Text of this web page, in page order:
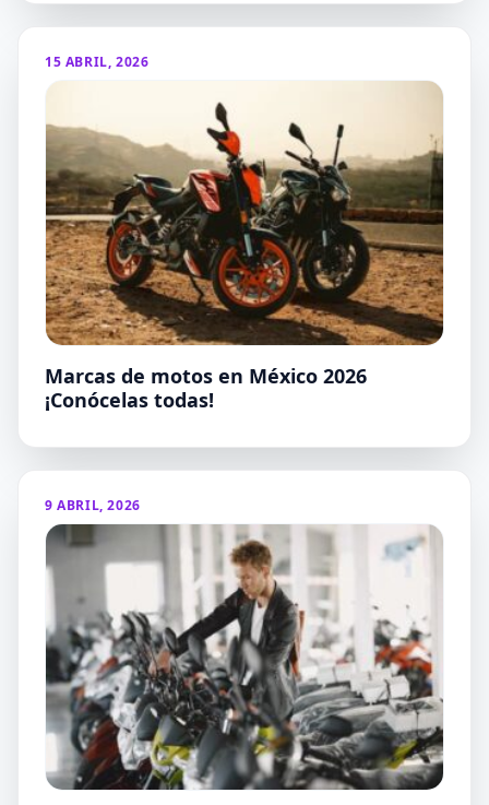
15 ABRIL, 2026
Marcas de motos en México 2026
¡Conócelas todas!
9 ABRIL, 2026